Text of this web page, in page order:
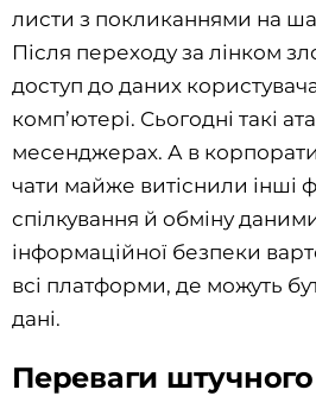
листи з покликаннями на
Після переходу за лінком
доступ до даних
комп’ютері. Сьогодні такі
месенджерах. А в
чати майже витіснили інші
спілкування й обміну
інформаційної безпеки
всі платформи, де можуть
дані.
Переваги штучного